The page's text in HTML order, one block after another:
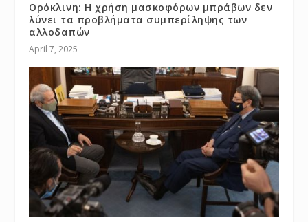
Ορόκλινη: Η χρήση μασκοφόρων μπράβων δεν
λύνει τα προβλήματα συμπερίληψης των
αλλοδαπών
April 7, 2025